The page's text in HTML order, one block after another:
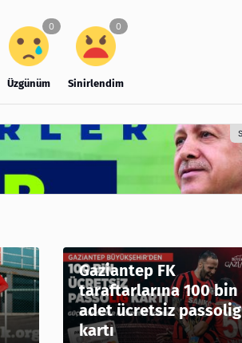
Üzgünüm Sinirlendim
Gaziantep FK
taraftarlarına 100 bin
adet ücretsiz passolig
kartı